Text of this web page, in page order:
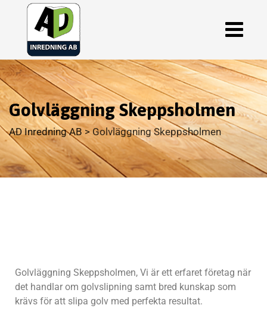
Golvläggning Skeppsholmen
AD Inredning AB >Golvläggning Skeppsholmen
Golvläggning Skeppsholmen, Vi är ett erfaret företag när
det handlar om golvslipning samt bred kunskap som
krävs för att slipa golv med perfekta resultat.